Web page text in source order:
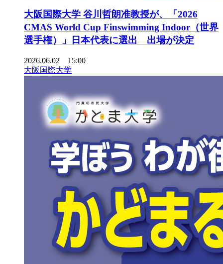
大阪国際大学 谷川哲朗准教授が、「2026
CMAS World Cup Finswimming Indoor（世界
選手権）」日本代表に選出 出場が決定
2026.06.02 15:00
大阪国際大学